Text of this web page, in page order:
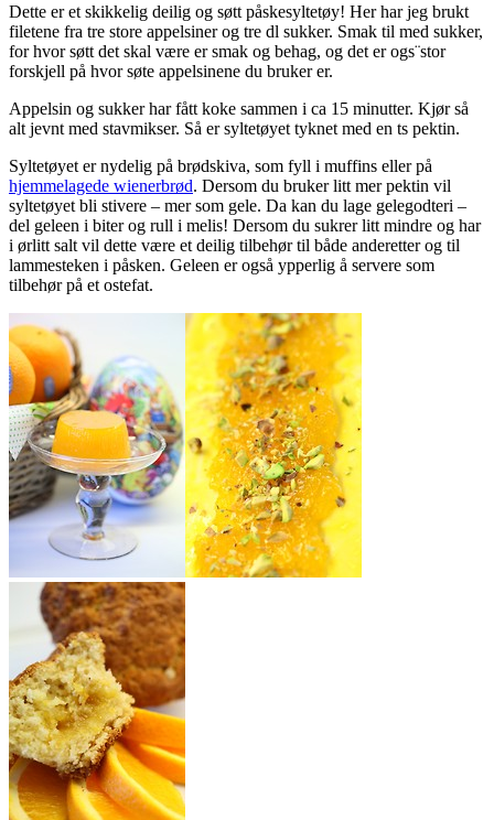
Dette er et skikkelig deilig og søtt påskesyltetøy! Her har jeg brukt
filetene fra tre store appelsiner og tre dl sukker. Smak til med sukker,
for hvor søtt det skal være er smak og behag, og det er ogs¨stor
forskjell på hvor søte appelsinene du bruker er.
Appelsin og sukker har fått koke sammen i ca 15 minutter. Kjør så
alt jevnt med stavmikser. Så er syltetøyet tyknet med en ts pektin.
Syltetøyet er nydelig på brødskiva, som fyll i muffins eller på
hjemmelagede wienerbrød. Dersom du bruker litt mer pektin vil
syltetøyet bli stivere – mer som gele. Da kan du lage gelegodteri –
del geleen i biter og rull i melis! Dersom du sukrer litt mindre og har
i ørlitt salt vil dette være et deilig tilbehør til både anderetter og til
lammesteken i påsken. Geleen er også ypperlig å servere som
tilbehør på et ostefat.